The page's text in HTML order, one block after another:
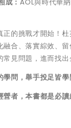
成：AOL與時代華
正的挑戰才開始！
融合、落實綜效、
見問題，進而找出
問，舉手投足皆學
營者，本書都是必